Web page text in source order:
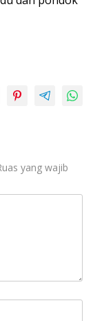
yang wajib